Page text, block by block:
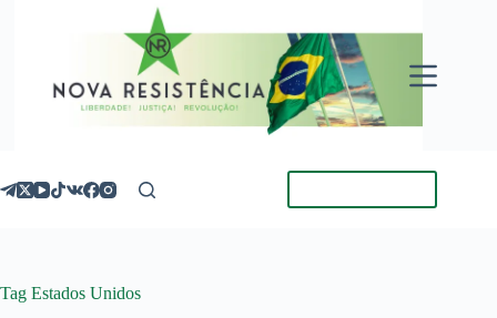
Tag Estados Unidos